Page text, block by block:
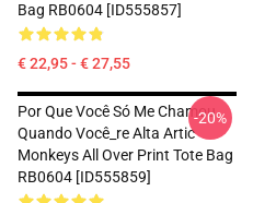
Bag RB0604 [ID555857]
€ 22,95 - € 27,55
Por Que Você Só Me Chamou
Quando Você_re Alta Artic
Monkeys All Over Print Tote Bag
RB0604 [ID555859]
-20%